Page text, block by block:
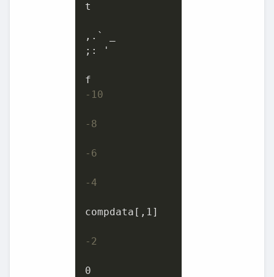
t
,.` _
;: '
-10
-8
-6
-4
compdata[,1]
-2
0